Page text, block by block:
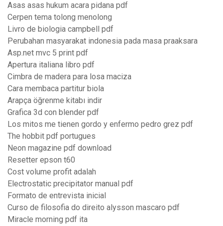
Asas asas hukum acara pidana pdf
Cerpen tema tolong menolong
Livro de biologia campbell pdf
Perubahan masyarakat indonesia pada masa praaksara
Asp.net mvc 5 print pdf
Apertura italiana libro pdf
Cimbra de madera para losa maciza
Cara membaca partitur biola
Arapça öğrenme kitabı indir
Grafica 3d con blender pdf
Los mitos me tienen gordo y enfermo pedro grez pdf
The hobbit pdf portugues
Neon magazine pdf download
Resetter epson t60
Cost volume profit adalah
Electrostatic precipitator manual pdf
Formato de entrevista inicial
Curso de filosofia do direito alysson mascaro pdf
Miracle morning pdf ita